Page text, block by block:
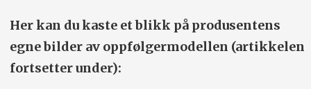
Her kan du kaste et blikk på produsentens
egne bilder av oppfølger­modellen (artikkelen
fortsetter under):